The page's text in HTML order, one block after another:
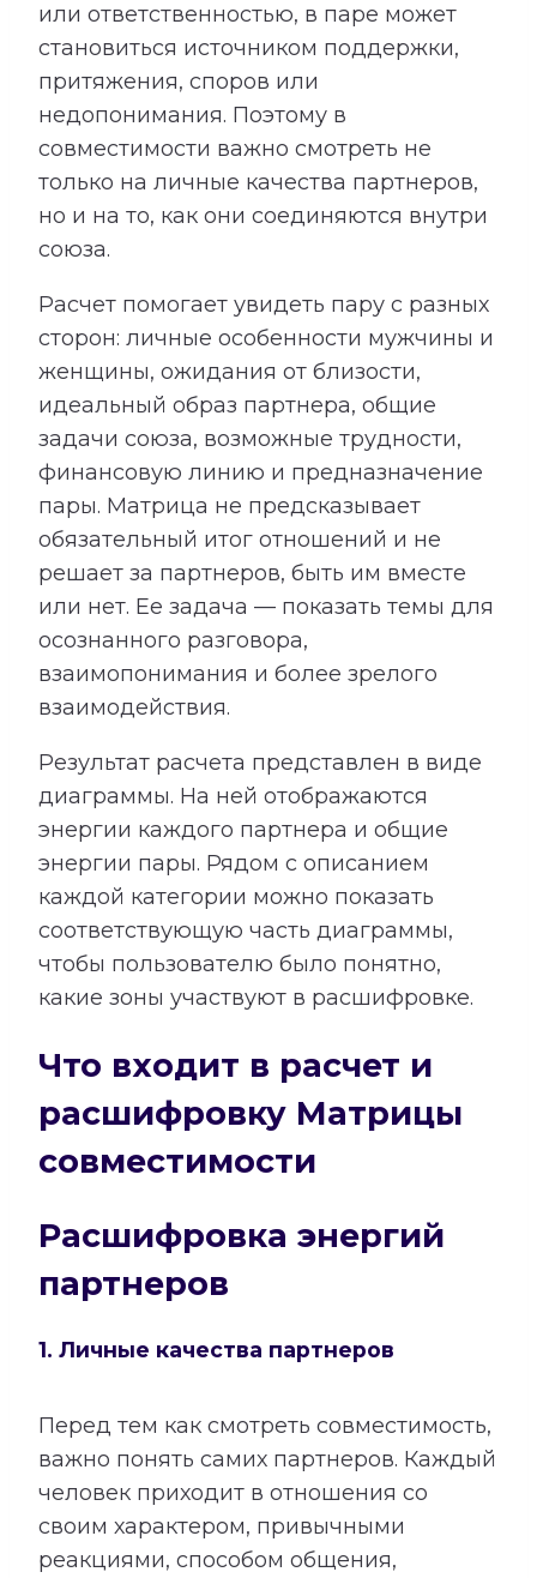
или ответственностью, в паре может
становиться источником поддержки,
притяжения, споров или
недопонимания. Поэтому в
совместимости важно смотреть не
только на личные качества партнеров,
но и на то, как они соединяются внутри
союза.
Расчет помогает увидеть пару с разных
сторон: личные особенности мужчины и
женщины, ожидания от близости,
идеальный образ партнера, общие
задачи союза, возможные трудности,
финансовую линию и предназначение
пары. Матрица не предсказывает
обязательный итог отношений и не
решает за партнеров, быть им вместе
или нет. Ее задача — показать темы для
осознанного разговора,
взаимопонимания и более зрелого
взаимодействия.
Результат расчета представлен в виде
диаграммы. На ней отображаются
энергии каждого партнера и общие
энергии пары. Рядом с описанием
каждой категории можно показать
соответствующую часть диаграммы,
чтобы пользователю было понятно,
какие зоны участвуют в расшифровке.
Что входит в расчет и
расшифровку Матрицы
совместимости
Расшифровка энергий
партнеров
1. Личные качества партнеров
Перед тем как смотреть совместимость,
важно понять самих партнеров. Каждый
человек приходит в отношения со
своим характером, привычными
реакциями, способом общения,